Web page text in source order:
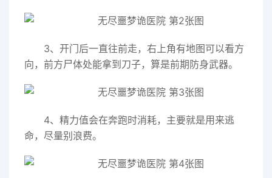
3、开门后一直往前走，右上角有地图可以看方
向，前方尸体处能拿到刀子，算是前期防身武器。
4、精力值会在奔跑时消耗，主要就是用来逃
命，尽量别浪费。